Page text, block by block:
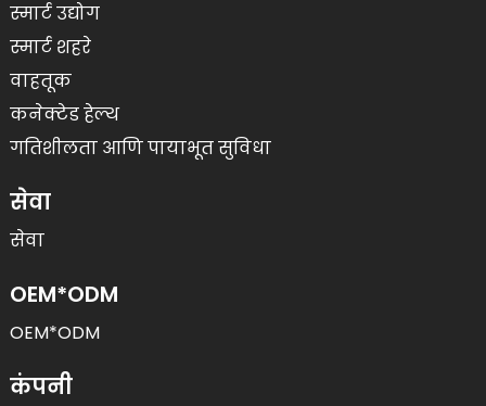
स्मार्ट उद्योग
स्मार्ट शहरे
वाहतूक
कनेक्टेड हेल्थ
गतिशीलता आणि पायाभूत सुविधा
सेवा
सेवा
OEM*ODM
OEM*ODM
कंपनी